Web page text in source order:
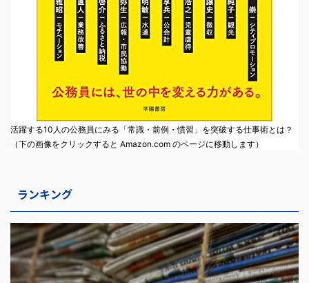
活躍する10人の公務員にみる「常識・前例・慣習」を突破する仕事術とは？
（下の画像をクリックすると Amazon.com のページに移動します）
ランキング